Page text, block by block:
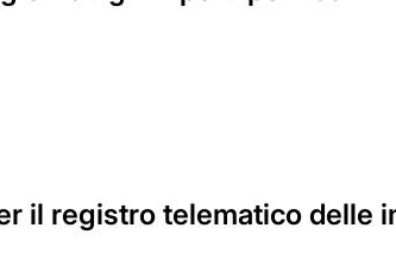
il registro telematico delle